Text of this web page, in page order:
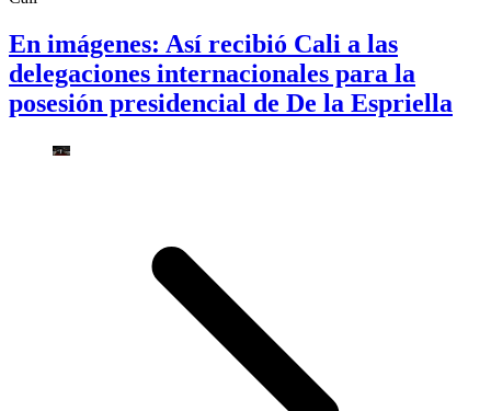
En imágenes: Así recibió Cali a las
delegaciones internacionales para la
posesión presidencial de De la Espriella